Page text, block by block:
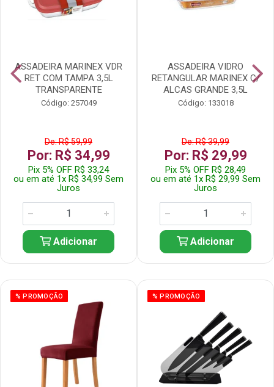
ASSADEIRA MARINEX VDR
RET COM TAMPA 3,5L
TRANSPARENTE
Código: 257049
De: R$ 59,99
Por: R$ 34,99
Pix 5% OFF R$ 33,24
ou em até 1x R$ 34,99 Sem
Juros
Adicionar
ASSADEIRA VIDRO
RETANGULAR MARINEX C/
ALCAS GRANDE 3,5L
Código: 133018
De: R$ 39,99
Por: R$ 29,99
Pix 5% OFF R$ 28,49
ou em até 1x R$ 29,99 Sem
Juros
Adicionar
% PROMOÇÃO % PROMOÇÃO